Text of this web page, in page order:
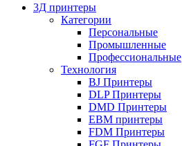
3Д принтеры
Категории
Персональные
Промышленные
Профессиональные
Технология
BJ Принтеры
DLP Принтеры
DMD Принтеры
EBM принтеры
FDM Принтеры